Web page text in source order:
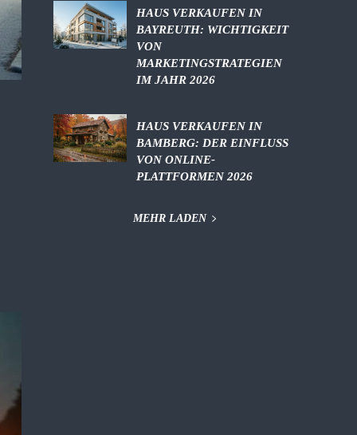
HAUS VERKAUFEN IN
BAYREUTH: WICHTIGKEIT
VON
MARKETINGSTRATEGIEN
IM JAHR 2026
HAUS VERKAUFEN IN
BAMBERG: DER EINFLUSS
VON ONLINE-
PLATTFORMEN 2026
MEHR LADEN